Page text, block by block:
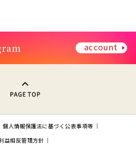
account
個人情報保護法に基づく公表事項等
益相反管理方針